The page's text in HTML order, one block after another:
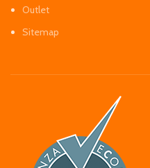
Outlet
Sitemap